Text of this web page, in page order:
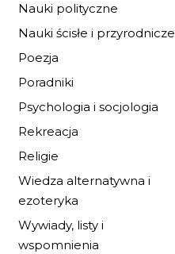
Nauki polityczne
Nauki ścisłe i przyrodnicze
Poezja
Poradniki
Psychologia i socjologia
Rekreacja
Religie
Wiedza alternatywna i
ezoteryka
Wywiady, listy i
wspomnienia